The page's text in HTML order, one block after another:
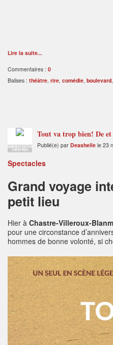
Lire la suite...
Commentaires : 0
Balises : théâtre, rire, comédie, boulevard,
ADMINISTRATEUR
THÉÂTRES
Tout va trop bien! De et
Publié(e) par Deashelle le 23
Spectacles
Grand voyage
petit lieu
Hier à Chastre-Villeroux-
pour une circonstance
hommes de bonne volonté, si